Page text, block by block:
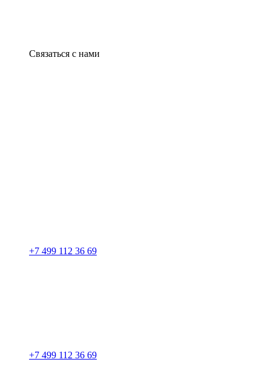
Связаться с нами
+7 499 112 36 69
+7 499 112 36 69